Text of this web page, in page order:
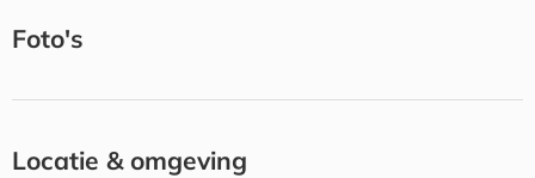
Foto's
Locatie & omgeving